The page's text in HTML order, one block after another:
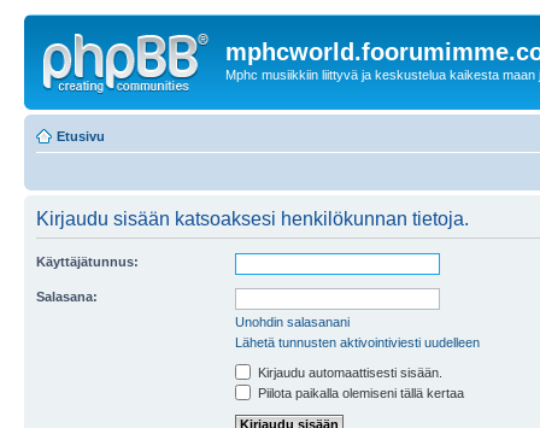
Mphc musiikkiin liittyvä ja keskustelua kaikesta maan
Etusivu
Kirjaudu sisään katsoaksesi henkilökunnan tietoja.
Käyttäjätunnus:
Salasana:
Unohdin salasanani
Lähetä tunnusten aktivointiviesti uudelleen
Kirjaudu automaattisesti sisään.
Piilota paikalla olemiseni tällä kertaa